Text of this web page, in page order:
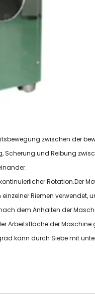
zwischen der
und Reibung
Rotation.Der
Riemen verwendet,
dem Anhalten der
Arbeitsfläche der Maschine
kann durch Siebe mit